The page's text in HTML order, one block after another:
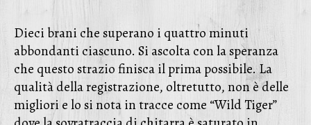
Dieci brani che superano i quattro minuti
abbondanti ciascuno. Si ascolta con la speranza
che questo strazio finisca il prima possibile. La
qualità della registrazione, oltretutto, non è delle
migliori e lo si nota in tracce come “Wild Tiger”